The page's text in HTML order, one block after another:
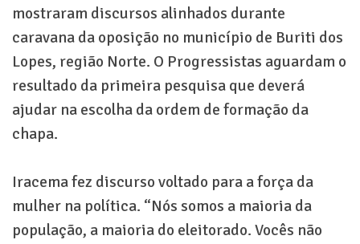
mostraram discursos alinhados durante
caravana da oposição no município de Buriti dos
Lopes, região Norte. O Progressistas aguardam o
resultado da primeira pesquisa que deverá
ajudar na escolha da ordem de formação da
chapa.
Iracema fez discurso voltado para a força da
mulher na política. “Nós somos a maioria da
população, a maioria do eleitorado. Vocês não